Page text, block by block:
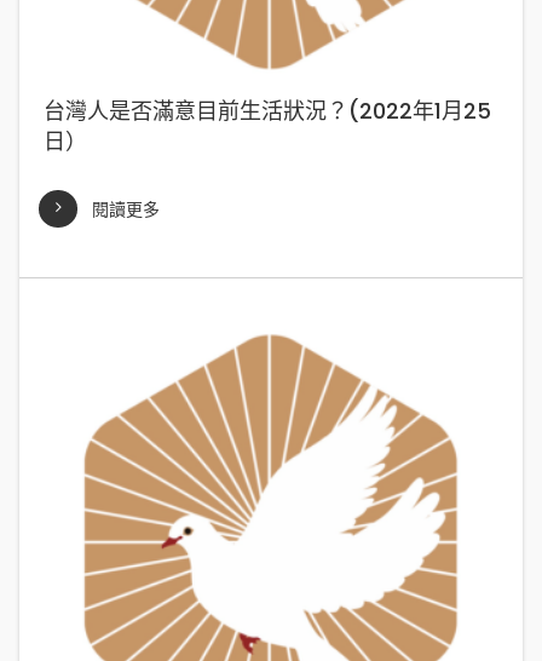
台灣人是否滿意目前生活狀況？(2022年1月25
日）
閱讀更多